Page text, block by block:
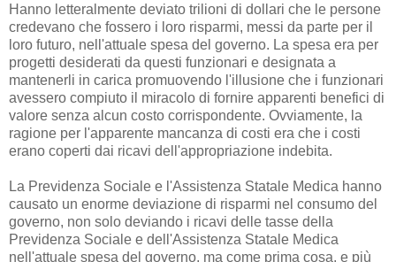
Hanno letteralmente deviato trilioni di dollari che le persone
credevano che fossero i loro risparmi, messi da parte per il
loro futuro, nell'attuale spesa del governo. La spesa era per
progetti desiderati da questi funzionari e designata a
mantenerli in carica promuovendo l'illusione che i funzionari
avessero compiuto il miracolo di fornire apparenti benefici di
valore senza alcun costo corrispondente. Ovviamente, la
ragione per l'apparente mancanza di costi era che i costi
erano coperti dai ricavi dell'appropriazione indebita.
La Previdenza Sociale e l'Assistenza Statale Medica hanno
causato un enorme deviazione di risparmi nel consumo del
governo, non solo deviando i ricavi delle tasse della
Previdenza Sociale e dell'Assistenza Statale Medica
nell'attuale spesa del governo, ma come prima cosa, e più